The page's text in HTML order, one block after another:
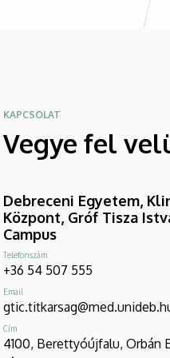
KAPCSOLAT
Vegye fel
Debreceni Egyetem,
Központ, Gróf Tisza
Campus
Telefonszám
+36 54 507 555
Email
Cím
4100, Berettyóújfalu, Orbán